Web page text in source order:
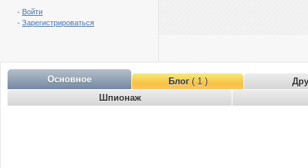
- Войти
- Зарегистрироваться
Основное Блог( 1 )
Шпионаж